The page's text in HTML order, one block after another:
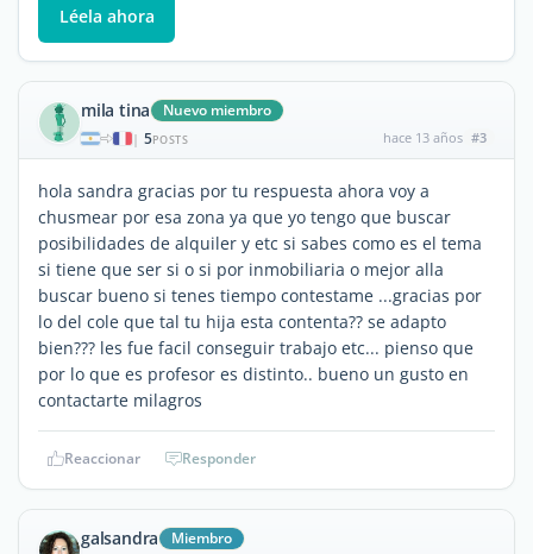
Léela ahora
mila tina Nuevo miembro
| 5POSTS hace 13 años #3
hola sandra gracias por tu respuesta ahora voy a
chusmear por esa zona ya que yo tengo que buscar
posibilidades de alquiler y etc si sabes como es el tema
si tiene que ser si o si por inmobiliaria o mejor alla
buscar bueno si tenes tiempo contestame ...gracias por
lo del cole que tal tu hija esta contenta?? se adapto
bien??? les fue facil conseguir trabajo etc... pienso que
por lo que es profesor es distinto.. bueno un gusto en
contactarte milagros
Reaccionar Responder
galsandra Miembro